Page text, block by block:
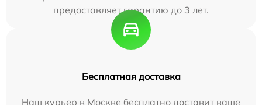
предоставляет гарантию до 3 лет.
Бесплатная доставка
Наш курьер в Москве бесплатно доставит ваше